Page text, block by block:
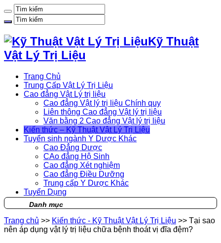
Kỹ Thuật
Vật Lý Trị Liệu
Trang Chủ
Trung Cấp Vật Lý Trị Liệu
Cao đẳng Vật Lý trị liệu
Cao đẳng Vật lý trị liệu Chính quy
Liên thông Cao đẳng Vật lý trị liệu
Văn bằng 2 Cao đẳng Vật lý trị liệu
Kiến thức – Kỹ Thuật Vật Lý Trị Liệu
Tuyển sinh ngành Y Dược Khác
Cao Đẳng Dược
CAo đẳng Hộ Sinh
Cao đẳng Xét nghiệm
Cao đẳng Điều Dưỡng
Trung cấp Y Dược Khác
Tuyển Dụng
Danh mục
Trang chủ >> Kiến thức - Kỹ Thuật Vật Lý Trị Liệu >> Tại sao
nên áp dụng vật lý trị liệu chữa bệnh thoát vị đĩa đệm?